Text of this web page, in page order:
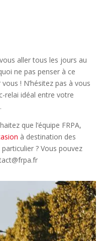
aller tous les jours au
ne pas penser à ce
! N’hésitez pas à vous
relai idéal entre votre
que l’équipe FRPA,
à destination des
? Vous pouvez